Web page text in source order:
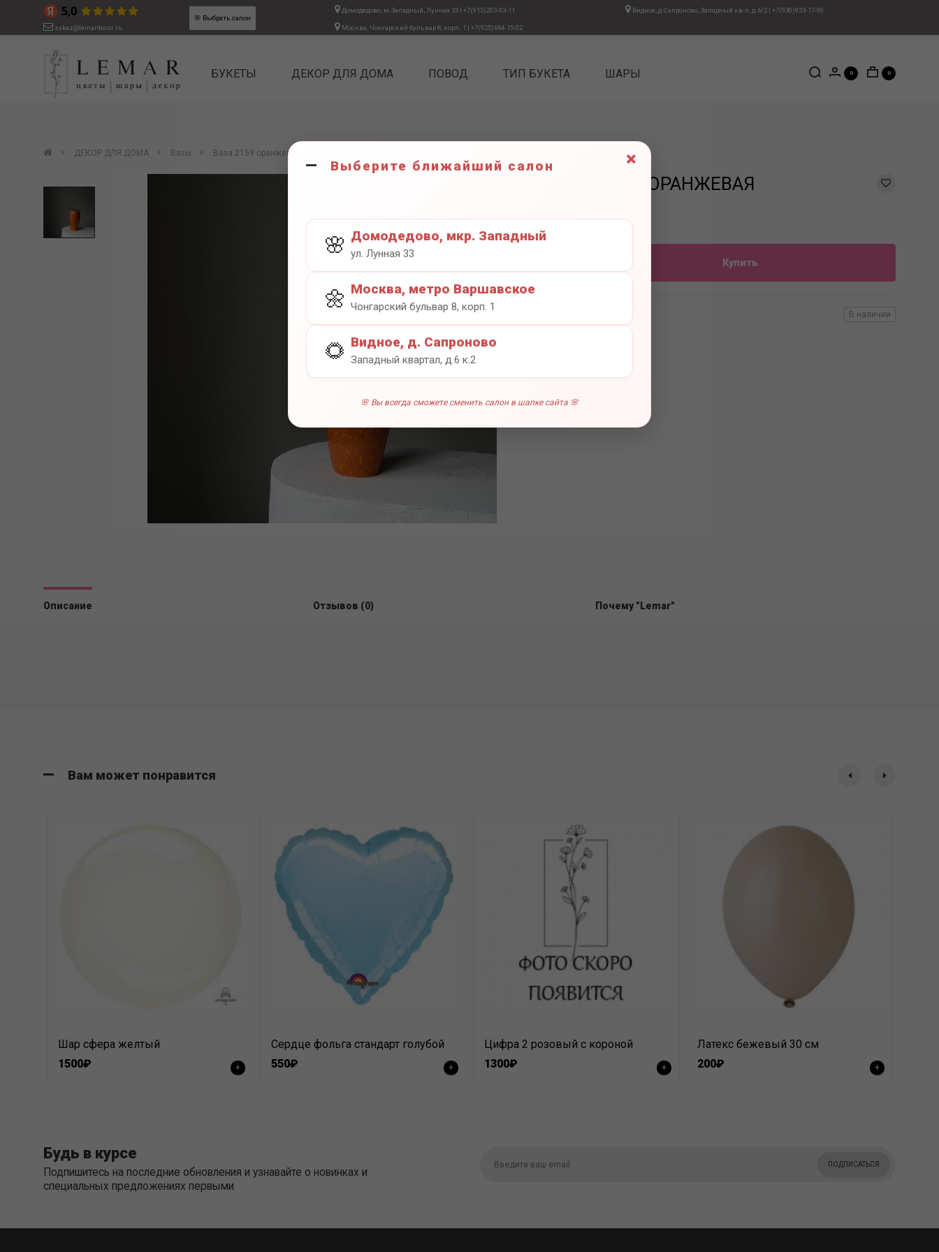
×
Выберите ближайший салон
🌸 Домодедово, мкр. Западный
ул. Лунная 33
🌼 Москва, метро Варшавское
Чонгарский бульвар 8, корп. 1
🌻 Видное, д. Сапроново
Западный квартал, д.6 к.2
🌸 Вы всегда сможете сменить салон в шапке сайта 🌸
БУКЕТЫ ДЕКОР ДЛЯ ДОМА ПОВОД ТИП БУКЕТА ШАРЫ
zakaz@lemardecor.ru
🌸 Выбрать салон
Домодедово, м.Западный, Лунная 33| +7(915)203-93-11
Москва, Чонгарский бульвар 8, корп. 1 | +7(925)664-15-02
Видное, д.Сапроново, Западный кв-л, д.6/2 |+7(930)933-17-90
0 0
ДЕКОР ДЛЯ ДОМА Вазы Ваза 2159 оранжевая
ВАЗА 2159 ОРАНЖЕВАЯ
8500₽
Купить
В наличии
Описание Отзывов (0) Почему "Lemar"
Вам может понравится
Шар сфера желтый
1500₽
+
Сердце фольга стандарт голубой
550₽
+
Цифра 2 розовый с короной
1300₽
+
Латекс бежевый 30 см
200₽
+
Будь в курсе
Подпишитесь на последние обновления и узнавайте о новинках и
специальных предложениях первыми
ПОДПИСАТЬСЯ